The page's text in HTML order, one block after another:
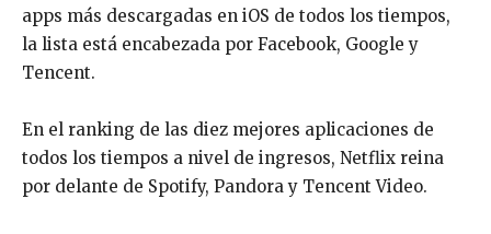
apps más descargadas en iOS de todos los tiempos,
la lista está encabezada por Facebook, Google y
Tencent.
En el ranking de las diez mejores aplicaciones de
todos los tiempos a nivel de ingresos, Netflix reina
por delante de Spotify, Pandora y Tencent Video.